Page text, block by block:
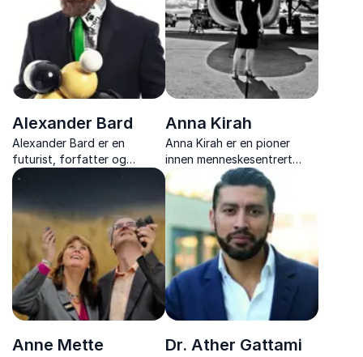
Alexander Bard
Alexander Bard er en
futurist, forfatter og
filosof som utfordrer
samfunn og fremtidens
utvikling med sine
banebrytende ideer.
Anna Kirah
Anna Kirah er en pioner
innen menneskesentrert
design og innovasjon, kjent
for sine engasjerende og
innsiktsfulle foredrag om
brukeropplevelse og
teknologi.
Anne Mette
Dr. Ather Gattami